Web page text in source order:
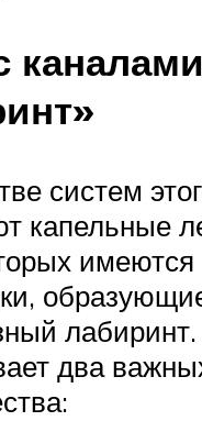
систем
капельные
имеются
два